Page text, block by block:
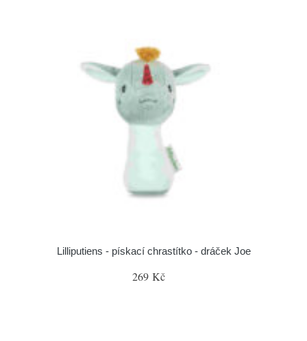
Lilliputiens - pískací chrastítko - dráček Joe
269 Kč